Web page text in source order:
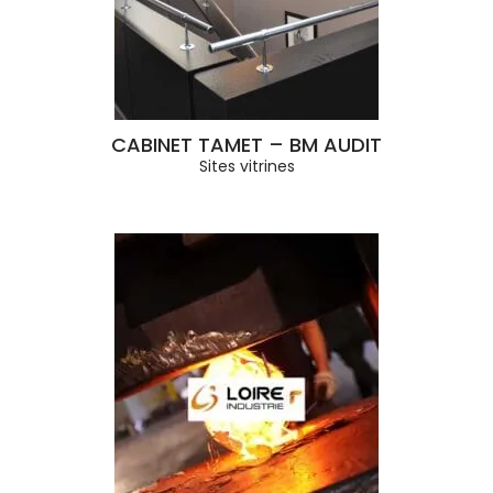
CABINET TAMET – BM AUDIT
Sites vitrines